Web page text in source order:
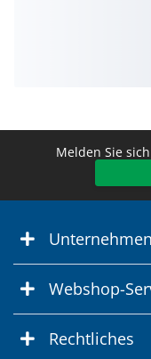
Melden Sie
Unternehmen
Webshop-
Rechtliches